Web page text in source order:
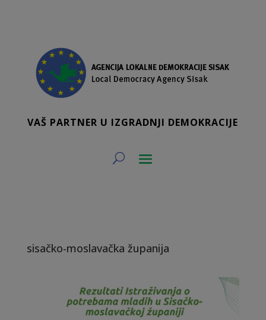
VAŠ PARTNER U IZGRADNJI DEMOKRACIJE
sisačko-moslavačka županija